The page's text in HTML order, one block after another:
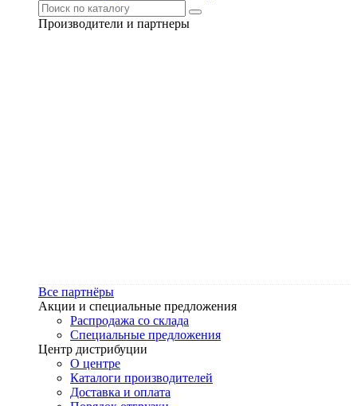
Производители и партнеры
Все партнёры
Акции и специальные предложения
Распродажа со склада
Специальные предложения
Центр дистрибуции
О центре
Каталоги производителей
Доставка и оплата